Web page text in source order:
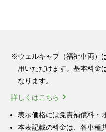
※ウェルキャブ（福祉車両）
用いただけます。基本料金
なります。
詳しくはこちら
表示価格には免責補償料・
本表記載の料金は、各車種